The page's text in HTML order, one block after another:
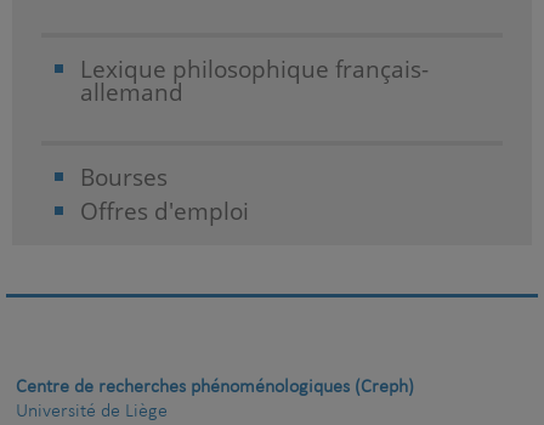
Lexique philosophique français-
allemand
Bourses
Offres d'emploi
Centre de recherches phénoménologiques (Creph)
Université de Liège